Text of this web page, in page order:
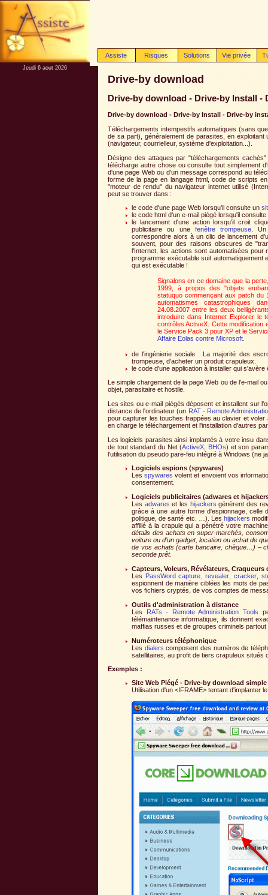
Assiste Risques Solutions Vie privée
Jeudi 6 aout 2026
Drive-by download
Drive-by download - Drive-by Install
Drive-by download - Drive-by Install - Drive-by
Téléchargements intempestifs automatiques (sans
de sa part), généralement de parasites, en exploitant
(navigateur, courrielleur, système d'exploitation...).
Désigne des attaques par "téléchargements
télécharge autre chose ou consulte tout simplement
d'une page Web ou d'un message correspond au
forme de la page en langage html, code de scripts
"moteur de rendu" du navigateur internet utilisé
peut se trouver dans :
le code d'une page Web lorsqu'il consulte un
le code html d'un e-mail piégé lorsqu'il consulte
le lancement d'une action lorsqu'il croit
publicitaire ou une fenêtre trompeuse .
correspondre alors à un clic de lancement
souvent, pour des raisons obscures de
l'Internet, les actions sont automatisées pour
programme exécutable suit automatiquement
qui est exécutable !
Signalons en ce domaine que la
1999, à propos des "objets
statuquo commençant aux patch du
automatismes catastrophiques
24.08.2007 entre les deux
introduire dans Internet Explorer le
contrôles ActiveX. Cette
le Service Pack 3 pour XP et le
Affaire Eolas contre Microsoft
de l'ingénierie sociale : La majorité des
trompeuse, d'acheter un produit crapuleux.
le code d'une application à installer qui
Le simple chargement de la page Web ou de l'e-mail
objet, parasitaire et hostile.
Les sites ou e-mail piégés déposent et installent sur
distance de l'ordinateur (un RAT - Remote
pour capturer les touches frappées au clavier et
en charge le téléchargement et l'installation d'autres
Les logiciels parasites ainsi implantés à votre insu
de tout standard du Net (ActiveX BHOs) et son
l'utilisation du pseudo pare-feu intégré à Windows (ne
Logiciels espions (spywares)
Lesspywares volent et envoient vos
consentement.
Logiciels publicitaires (adwares et
Les adwares et les hijackers génèrent des
grâce à une autre forme d'espionnage, celle
politique, de santé etc. …). Leshijackers
affilié à la crapule qui a pénétré votre
détails des achats en super-marchés,
voiture ou d’un gadget, location ou achat de
de vos achats (carte bancaire, chèque…) –
seconde prêt.
Capteurs, Voleurs, Révélateurs, Craqueurs
Les PassWord capture ,revealer cracker
espionnent de manière ciblées les mots de
vos fichiers cryptés, de vos comptes de
Outils d'administration à distance
Les
RATs - Remote Administration Tools
télémaintenance informatique, ils donnent
maffias russes et de groupes criminels partout
Numéroteurs téléphonique
Les dialers composent des numéros de
satellitaires, au profit de tiers crapuleux situés
Exemples :
Site Web Piégé - Drive-by download simple
Utilisation d'un <IFRAME> tentant d'implanter